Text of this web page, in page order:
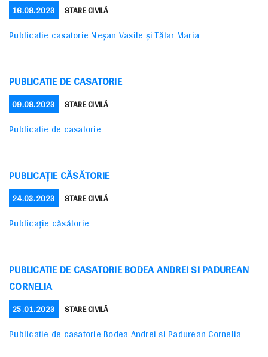
POSTED
ON
16.08.2023 CATEGORIES
STARE CIVILĂ
Publicatie casatorie Neşan Vasile şi Tătar Maria
PUBLICATIE DE CASATORIE
POSTED
ON
09.08.2023 CATEGORIES
STARE CIVILĂ
Publicatie de casatorie
PUBLICAȚIE CĂSĂTORIE
POSTED
ON
24.03.2023 CATEGORIES
STARE CIVILĂ
Publicație căsătorie
PUBLICATIE DE CASATORIE BODEA ANDREI SI PADUREAN
CORNELIA
POSTED
ON
25.01.2023 CATEGORIES
STARE CIVILĂ
Publicatie de casatorie Bodea Andrei si Padurean Cornelia